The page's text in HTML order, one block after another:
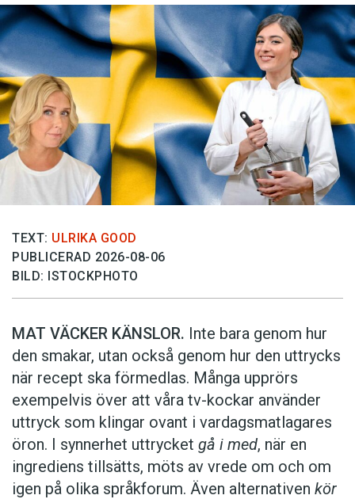
TEXT: ULRIKA GOOD
PUBLICERAD 2026-08-06
BILD: ISTOCKPHOTO
MAT VÄCKER KÄNSLOR. Inte bara genom hur
den smakar, utan också genom hur den uttrycks
när recept ska förmedlas. Många upprörs
exempelvis över att våra tv-kockar använder
uttryck som klingar ovant i vardagsmatlagares
öron. I synnerhet uttrycket gå i med, när en
ingrediens tillsätts, möts av vrede om och om
igen på olika språkforum. Även alternativen kör